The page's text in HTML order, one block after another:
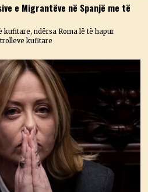
e Migrantëve në Spanjë me të
ndërsa Roma lë të hapur
kufitare